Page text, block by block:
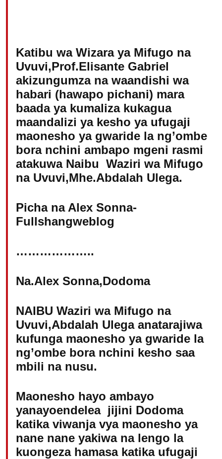
Katibu wa Wizara ya Mifugo na
Uvuvi,Prof.Elisante Gabriel
akizungumza na waandishi wa
habari (hawapo pichani) mara
baada ya kumaliza kukagua
maandalizi ya kesho ya ufugaji
maonesho ya gwaride la ng’ombe
bora nchini ambapo mgeni rasmi
atakuwa Naibu Waziri wa Mifugo
na Uvuvi,Mhe.Abdalah Ulega.
Picha na Alex Sonna-
Fullshangweblog
………………..
Na.Alex Sonna,Dodoma
NAIBU Waziri wa Mifugo na
Uvuvi,Abdalah Ulega anatarajiwa
kufunga maonesho ya gwaride la
ng’ombe bora nchini kesho saa
mbili na nusu.
Maonesho hayo ambayo
yanayoendelea jijini Dodoma
katika viwanja vya maonesho ya
nane nane yakiwa na lengo la
kuongeza hamasa katika ufugaji